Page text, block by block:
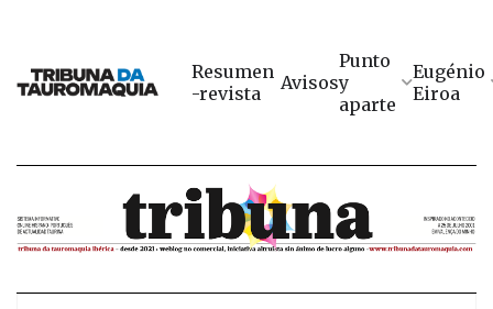
Resumen
-revista
Avisos
Punto
y
aparte
Eugénio
Eiroa